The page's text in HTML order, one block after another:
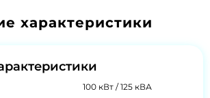
характеристики
100 кВт / 125 кВА